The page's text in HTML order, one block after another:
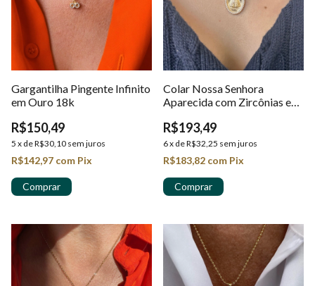
Gargantilha Pingente Infinito
em Ouro 18k
R$150,49
5 x deR$30,10 sem juros
R$142,97 com Pix
Colar Nossa Senhora
Aparecida com Zircônias em
R$193,49
6x deR$32,25 sem juros
R$183,82 com Pix